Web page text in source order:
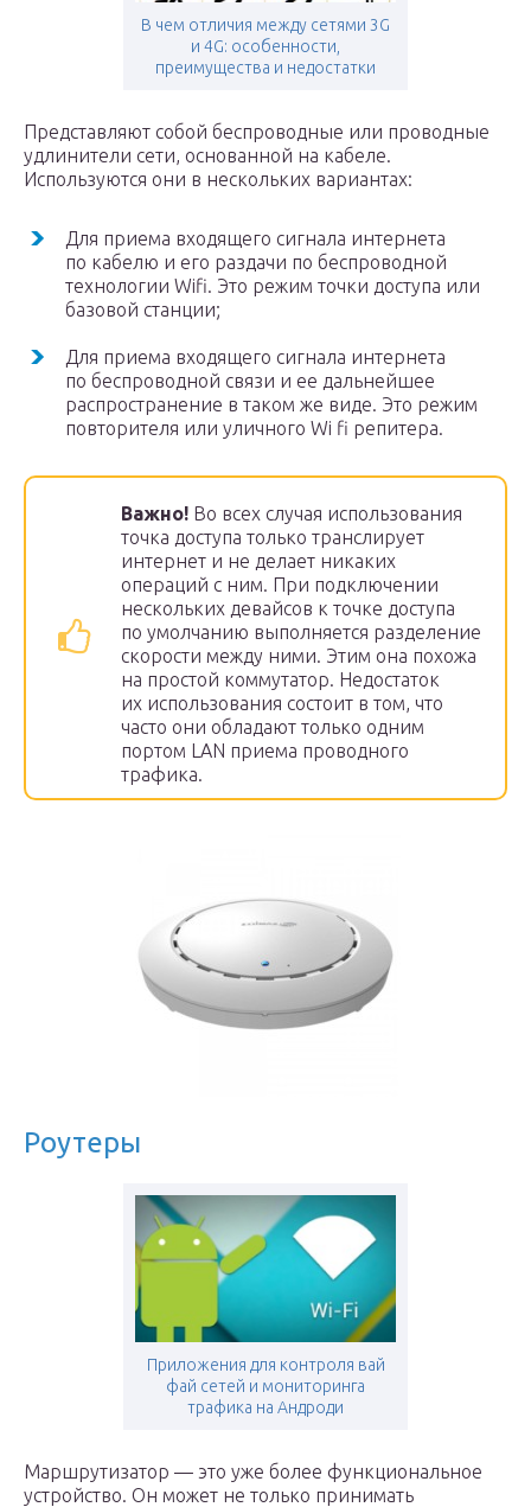
В чем отличия между сетями 3G
и 4G: особенности,
преимущества и недостатки
Представляют собой беспроводные или проводные
удлинители сети, основанной на кабеле.
Используются они в нескольких вариантах:
Для приема входящего сигнала интернета
по кабелю и его раздачи по беспроводной
технологии Wifi. Это режим точки доступа или
базовой станции;
Для приема входящего сигнала интернета
по беспроводной связи и ее дальнейшее
распространение в таком же виде. Это режим
повторителя или уличного Wi fi репитера.
Важно! Во всех случая использования
точка доступа только транслирует
интернет и не делает никаких
операций с ним. При подключении
нескольких девайсов к точке доступа
по умолчанию выполняется разделение
скорости между ними. Этим она похожа
на простой коммутатор. Недостаток
их использования состоит в том, что
часто они обладают только одним
портом LAN приема проводного
трафика.
Роутеры
Приложения для контроля вай
фай сетей и мониторинга
трафика на Андроди
Маршрутизатор — это уже более функциональное
устройство. Он может не только принимать